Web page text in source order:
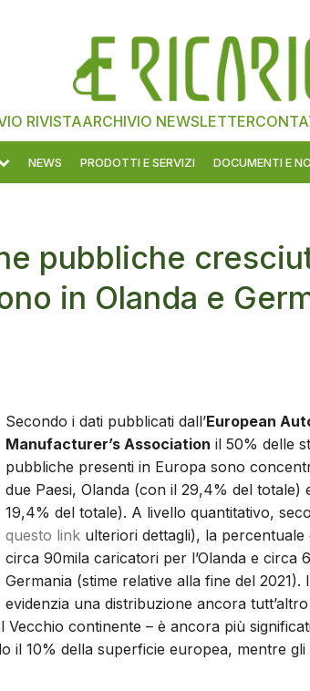
RIVISTAARCHIVIO NEWSLETTER
NEWS PRODOTTI E SERVIZI DOCUMENTI E
pubbliche
in Olanda e
Secondo i dati pubblicati dall’European
Manufacturer’s Association il 50% delle
pubbliche presenti in Europa sono
due Paesi, Olanda (con il 29,4% del totale)
19,4% del totale). A livello quantitativo,
questo link ulteriori dettagli), la
circa 90mila caricatori per l’Olanda e circa
Germania (stime relative alla fine del 2021).
evidenzia una distribuzione ancora
continente – è ancora più
il 10% della superficie europea, mentre gli